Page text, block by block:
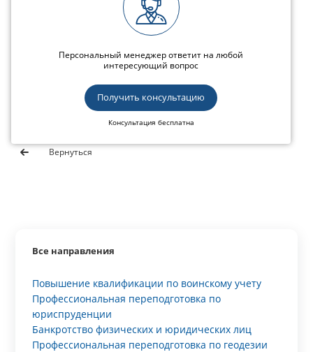
Персональный менеджер ответит на любой
интересующий вопрос
Получить консультацию
Консультация бесплатна
Вернуться
Все направления
Повышение квалификации по воинскому учету
Профессиональная переподготовка по
юриспруденции
Банкротство физических и юридических лиц
Профессиональная переподготовка по геодезии